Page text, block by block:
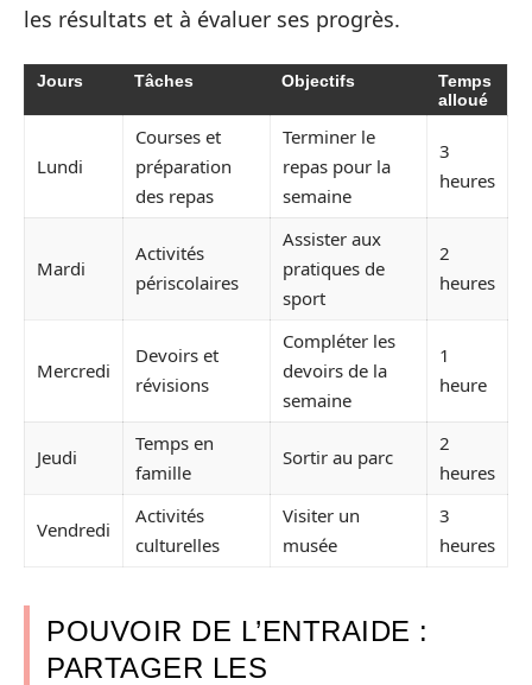
les résultats et à évaluer ses progrès.
Jours Tâches Objectifs
Temps
alloué
Lundi
Courses et
préparation
des repas
Terminer le
repas pour la
semaine
3
heures
Mardi
Activités
périscolaires
Assister aux
pratiques de
sport
2
heures
Mercredi
Devoirs et
révisions
Compléter les
devoirs de la
semaine
1
heure
Jeudi
Temps en
famille
Sortir au parc
2
heures
Vendredi
Activités
culturelles
Visiter un
musée
3
heures
POUVOIR DE L’ENTRAIDE :
PARTAGER LES